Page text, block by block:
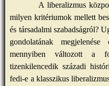
A liberalizmus központi
milyen kritériumok mellett
és társadalmi szabadságról?
gondolatának
mennyiben változott a
tizenkilencedik századi
fedi-e a klasszikus